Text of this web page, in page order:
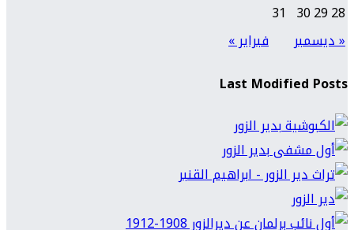
« ديسمبر فبراير »
28
29
30
31
Last Modified Posts